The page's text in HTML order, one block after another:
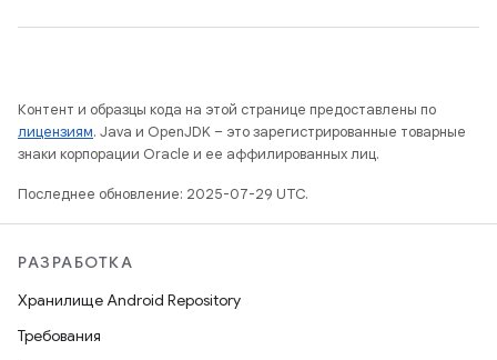
Контент и образцы кода на этой странице предоставлены по
лицензиям. Java и OpenJDK – это зарегистрированные товарные
знаки корпорации Oracle и ее аффилированных лиц.
Последнее обновление: 2025-07-29 UTC.
РАЗРАБОТКА
Хранилище Android Repository
Требования